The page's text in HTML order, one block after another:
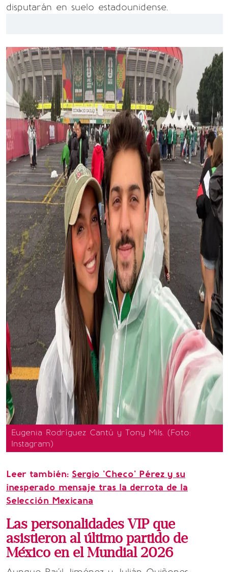
disputarán en suelo estadounidense.
Eugenia Rodríguez Cantú y Tony Mils. (Foto:
Instagram)
Leer también: Sergio 'Checo' Pérez y su
inesperado mensaje tras la derrota de la
Selección Mexicana
Las personalidades VIP que
asistieron al último partido de
México en el Mundial 2026